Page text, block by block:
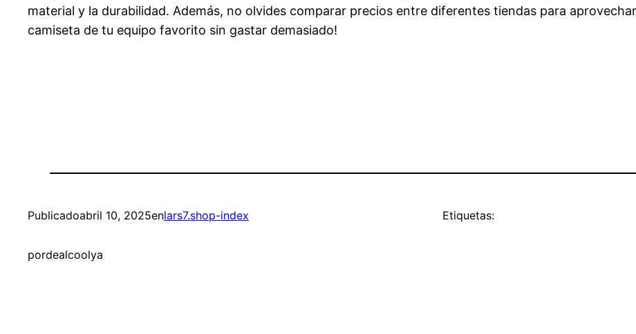
material y la durabilidad. Además, no olvides comparar precios entre diferentes tiendas para
camiseta de tu equipo favorito sin gastar demasiado!
Publicadoabril 10, 2025enlars7.shop-index
pordealcoolya
Etiquetas: